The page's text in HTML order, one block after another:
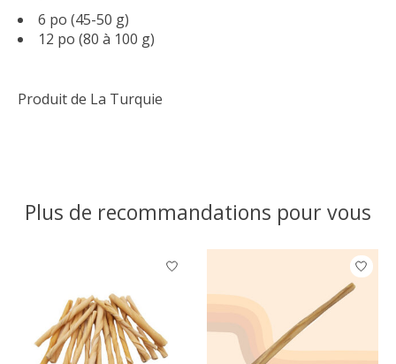
6 po (45-50 g)
12 po (80 à 100 g)
Produit de La Turquie
Plus de recommandations pour vous
Articles du carrousel de produits